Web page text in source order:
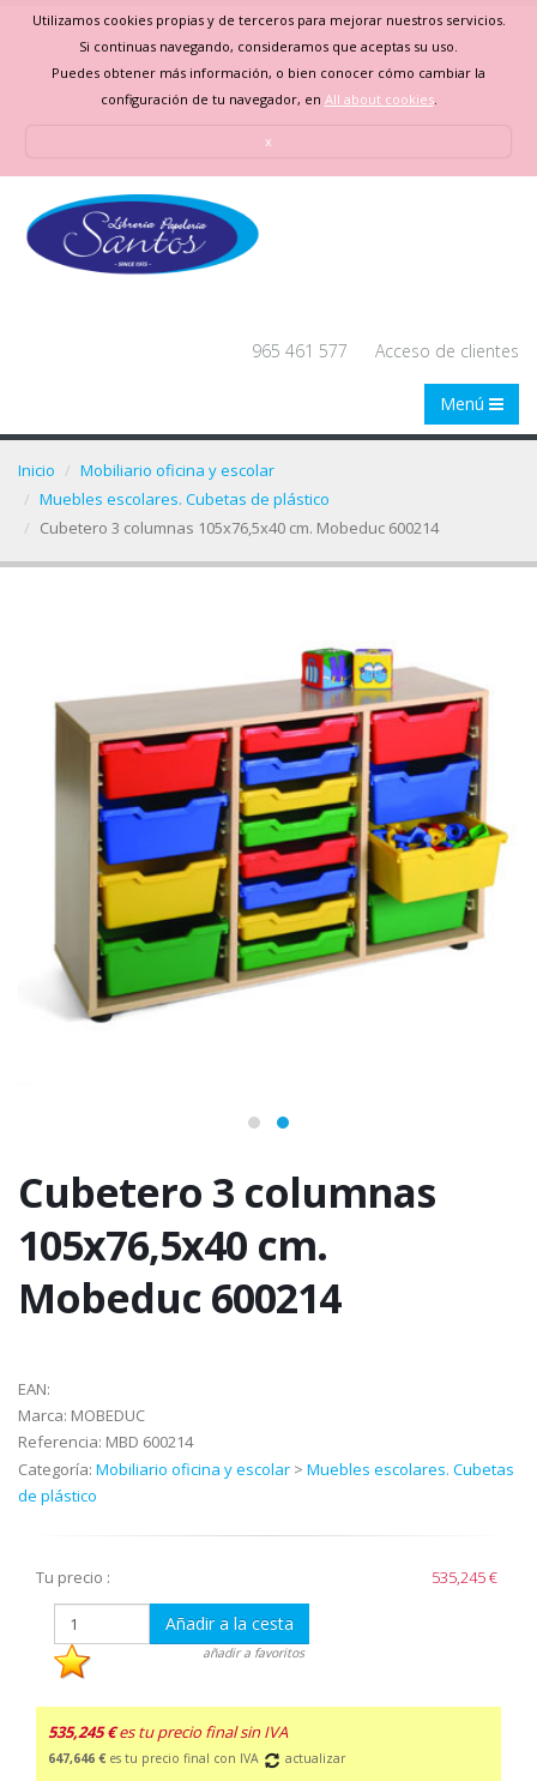
Utilizamos cookies propias y de terceros para mejorar nuestros servicios.
Si continuas navegando, consideramos que aceptas su uso.
Puedes obtener más información, o bien conocer cómo cambiar la
configuración de tu navegador, en All about cookies.
x
965 461 577 Acceso de clientes
Menú
Inicio
Mobiliario oficina y escolar
Muebles escolares. Cubetas de plástico
Cubetero 3 columnas 105x76,5x40 cm. Mobeduc 600214
Cubetero 3 columnas
105x76,5x40 cm.
Mobeduc 600214
EAN:
Marca: MOBEDUC
Referencia: MBD 600214
Categoría: Mobiliario oficina y escolar > Muebles escolares. Cubetas
de plástico
Tu precio : 535,245 €
Añadir a la cesta
añadir a favoritos
535,245 € es tu precio final sin IVA
647,646 € es tu precio final con IVA actualizar